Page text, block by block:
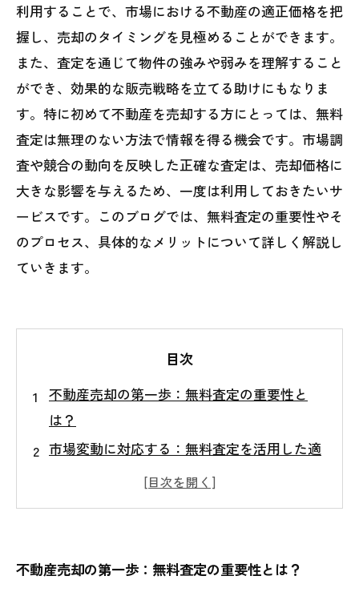
利用することで、市場における不動産の適正価格を把
握し、売却のタイミングを見極めることができます。
また、査定を通じて物件の強みや弱みを理解すること
ができ、効果的な販売戦略を立てる助けにもなりま
す。特に初めて不動産を売却する方にとっては、無料
査定は無理のない方法で情報を得る機会です。市場調
査や競合の動向を反映した正確な査定は、売却価格に
大きな影響を与えるため、一度は利用しておきたいサ
ービスです。このブログでは、無料査定の重要性やそ
のプロセス、具体的なメリットについて詳しく解説し
ていきます。
目次
不動産売却の第一歩：無料査定の重要性と
は？
市場変動に対応する：無料査定を活用した適
無料査定で知る物件の強みと弱み：効果的な
方法
不動産売却の第一歩：無料査定の重要性とは？